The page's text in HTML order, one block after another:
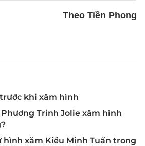
Theo Tiền Phong
khi xăm hình
Trinh Jolie xăm hình
hình xăm Kiều Minh Tuấn trong